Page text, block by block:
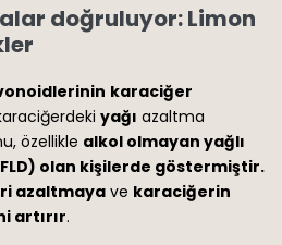
doğruluyor: Limon
karaciğer
yağı azaltma
özellikle alkol olmayan yağlı
olan kişilerde göstermiştir.
azaltmayave karaciğerin
artırır.